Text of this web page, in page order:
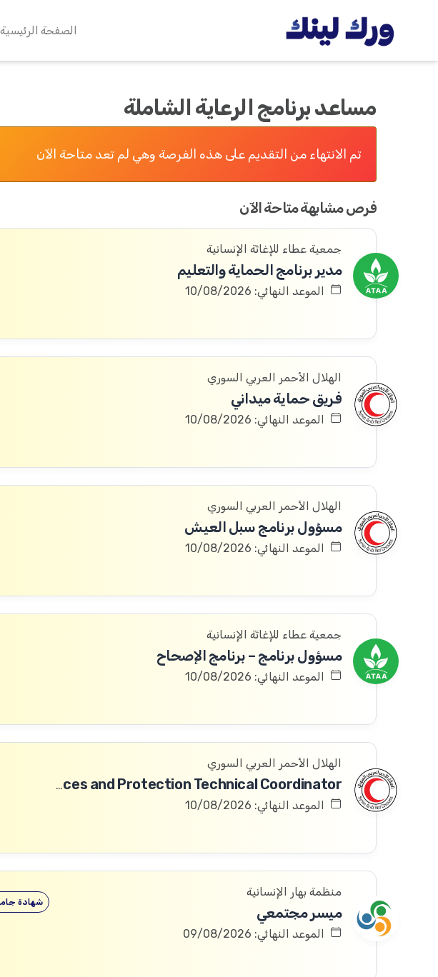
الصفحة الرئيسية
مساعد برنامج الرعاية الشاملة
تم الانتهاء من التقديم على هذه الفرصة وهي لم تعد متاحة الآن
فرص مشابهة متاحة الآن
جمعية عطاء للإغاثة الإنسانية
مدير برنامج الحماية والتعليم
الموعد النهائي: 10/08/2026
الهلال الأحمر العربي السوري
فريق حماية ميداني
الموعد النهائي: 10/08/2026
الهلال الأحمر العربي السوري
مسؤول برنامج سبل العيش
الموعد النهائي: 10/08/2026
جمعية عطاء للإغاثة الإنسانية
مسؤول برنامج – برنامج الإصحاح
الموعد النهائي: 10/08/2026
الهلال الأحمر العربي السوري
Community Services and Protection Technical Coordinator
الموعد النهائي: 10/08/2026
منظمة بهار الإنسانية
ميسر مجتمعي
الموعد النهائي: 09/08/2026